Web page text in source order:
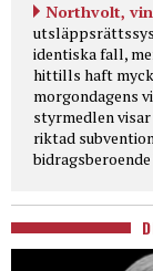
Northvolt,
identiska fall,
hittills haft
morgondagens
styrmedlen
riktad